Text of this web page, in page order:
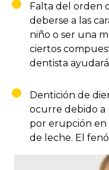
Falta del orden
deberse a las
niño o ser una
ciertos
dentista
Dentición de
ocurre debido a
por erupción en
de leche. El